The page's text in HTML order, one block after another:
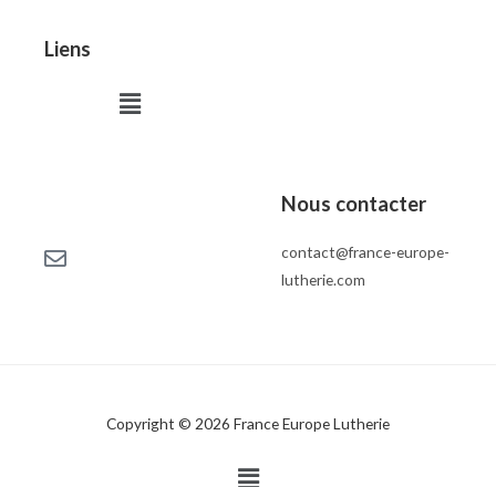
Liens
Menu
Nous contacter
contact@france-europe-
lutherie.com
Copyright © 2026 France Europe Lutherie
Menu